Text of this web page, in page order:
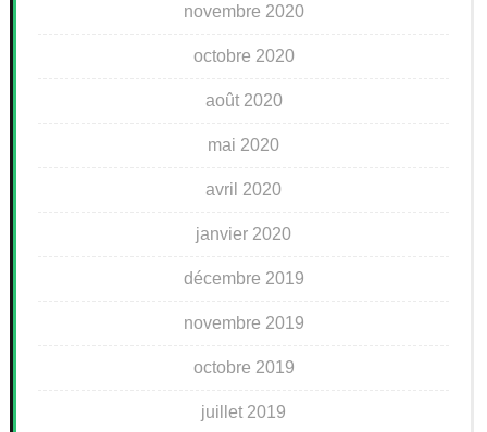
novembre 2020
octobre 2020
août 2020
mai 2020
avril 2020
janvier 2020
décembre 2019
novembre 2019
octobre 2019
juillet 2019